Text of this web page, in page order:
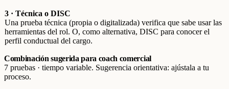
3 · Técnica o DISC
Una prueba técnica (propia o digitalizada) verifica que sabe usar las
herramientas del rol. O, como alternativa, DISC para conocer el
perfil conductual del cargo.
Combinación sugerida para coach comercial
7 pruebas · tiempo variable. Sugerencia orientativa: ajústala a tu
proceso.